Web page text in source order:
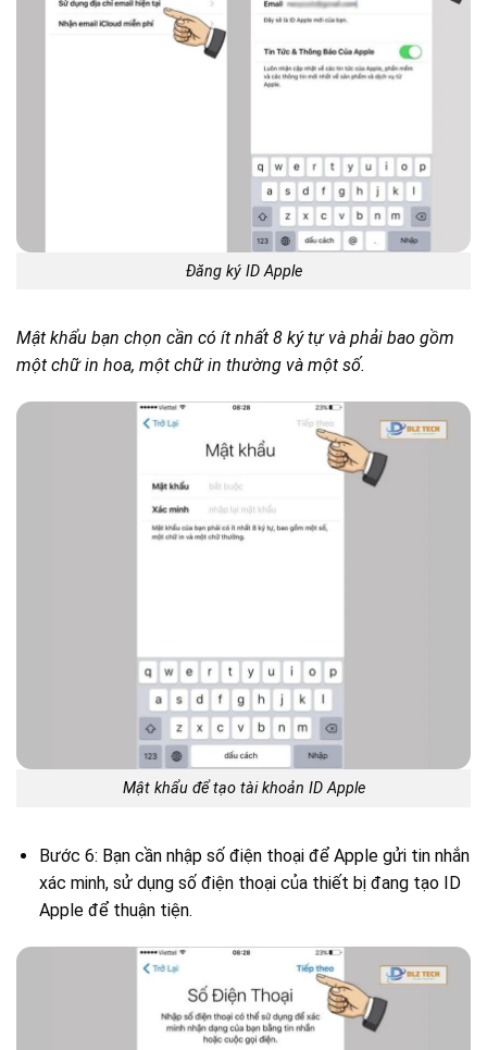
Đăng ký ID Apple
Mật khẩu bạn chọn cần có ít nhất 8 ký tự và phải bao gồm
một chữ in hoa, một chữ in thường và một số.
Mật khẩu để tạo tài khoản ID Apple
Bước 6: Bạn cần nhập số điện thoại để Apple gửi tin nhắn
xác minh, sử dụng số điện thoại của thiết bị đang tạo ID
Apple để thuận tiện.